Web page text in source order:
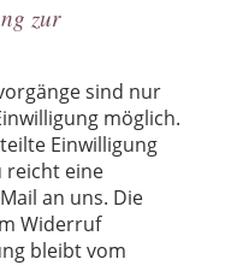
zur
sind nur
möglich.
Einwilligung
reicht eine
an uns. Die
Widerruf
bleibt vom